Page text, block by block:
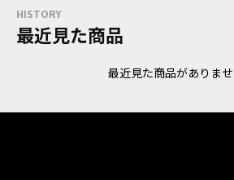
HISTORY
最近見た商品
最近見た商品がありませ